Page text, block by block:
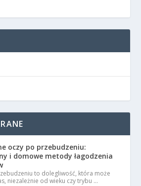
oczy po przebudzeniu:
i domowe metody łagodzenia
to dolegliwość, która może
niezależnie od wieku czy trybu …